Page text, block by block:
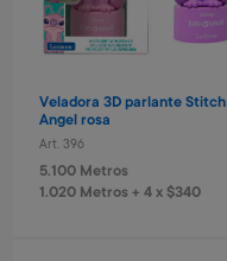
Veladora 3D parlante Stitch
Angel rosa
Art. 396
5.100 Metros
1.020 Metros + 4 x $340